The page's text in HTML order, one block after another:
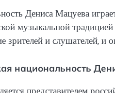
Дениса Мацуева
музыкальной
зрителей и слушателей, и
национальность